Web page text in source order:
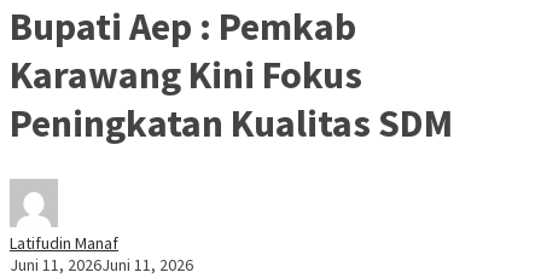
Bupati Aep : Pemkab
Karawang Kini Fokus
Peningkatan Kualitas SDM
Latifudin Manaf
Juni 11, 2026Juni 11, 2026